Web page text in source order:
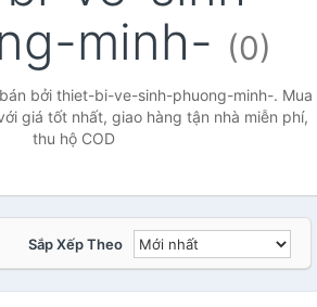
minh- (0)
bởi thiet-bi-ve-sinh-phuong-minh-. Mua
giá tốt nhất, giao hàng tận nhà miễn phí,
thu hộ COD
Sắp Xếp Theo